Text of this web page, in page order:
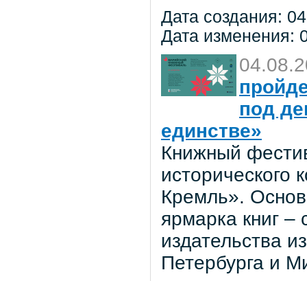
Дата создания:
Дата изменения:
под
единстве»
Книжный
исторического
Кремль».
ярмарка книг –
издательства
Петербурга и